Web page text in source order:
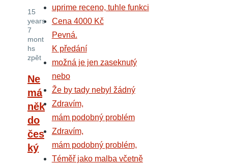
15
years
7
mont
hs
zpět
Ne
má
něk
do
čes
ký
uprime receno, tuhle funkci
Cena 4000 Kč
Pevná.
K předání
možná je jen zaseknutý
nebo
Že by tady nebyl žádný
Zdravím,
mám podobný problém
Zdravím,
mám podobný problém,
Téměř jako malba včetně